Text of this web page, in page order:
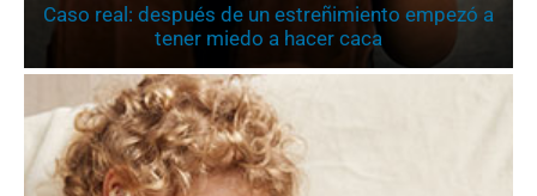
Caso real: después de un estreñimiento empezó a
tener miedo a hacer caca